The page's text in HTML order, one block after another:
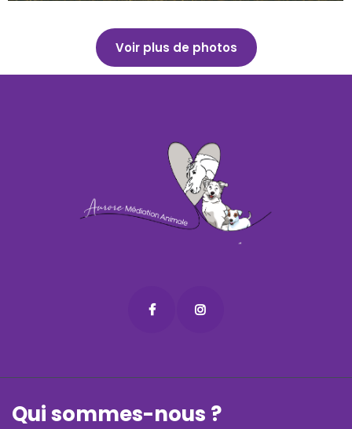
Voir plus de photos
Qui sommes-nous ?